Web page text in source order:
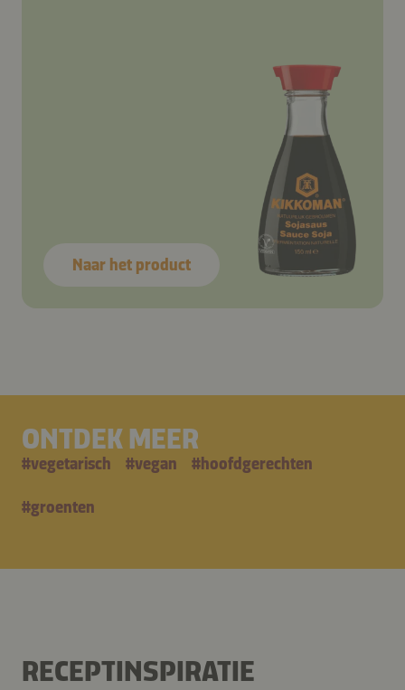
Naar het product
ONTDEK MEER
#vegetarisch #vegan #hoofdgerechten
#groenten
RECEPTINSPIRATIE